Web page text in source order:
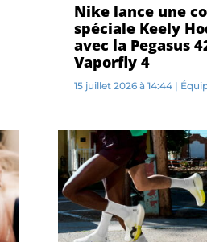
Nike lance une
spéciale Keely
avec la Pegasus
Vaporfly 4
15 juillet 2026 à 14:44 |